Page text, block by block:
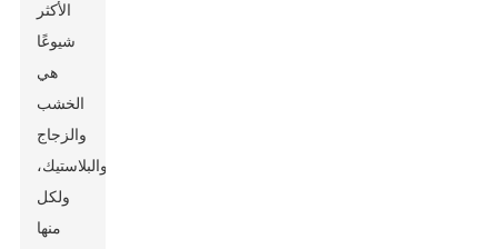
الأكثر
شيوعًا
هي
الخشب
والزجاج
والبلاستيك،
ولكل
منها